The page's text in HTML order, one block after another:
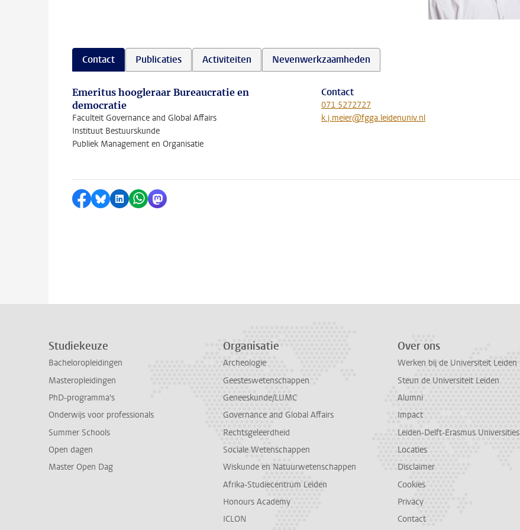
Contact Publicaties Activiteiten Nevenwerkzaamheden
Emeritus hoogleraar Bureaucratie en
democratie
Faculteit Governance and Global Affairs
Instituut Bestuurskunde
Publiek Management en Organisatie
Contact
071 5272727
k.j.meier@fgga.leidenuniv.nl
Delen op Facebook
Delen via Bluesky
Delen op LinkedIn
Delen via WhatsApp
Delen via Mastodon
Studiekeuze
Bacheloropleidingen
Masteropleidingen
PhD-programma's
Onderwijs voor professionals
Summer Schools
Open dagen
Master Open Dag
Organisatie
Archeologie
Geesteswetenschappen
Geneeskunde/LUMC
Governance and Global Affairs
Rechtsgeleerdheid
Sociale Wetenschappen
Wiskunde en Natuurwetenschappen
Afrika-Studiecentrum Leiden
Honours Academy
ICLON
Over ons
Werken bij de Universiteit Leiden
Steun de Universiteit Leiden
Alumni
Impact
Leiden-Delft-Erasmus Universities
Locaties
Disclaimer
Cookies
Privacy
Contact